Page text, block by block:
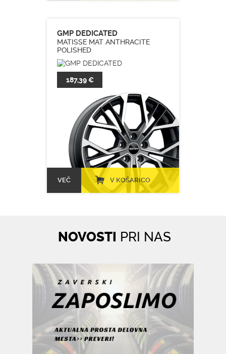
GMP DEDICATED
MATISSE MAT ANTHRACITE
POLISHED
187,39 €
VEČ V KOŠARICO
NOVOSTI PRI NAS